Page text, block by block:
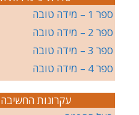
ספר 1 – מידה טובה
ספר 2 – מידה טובה
ספר 3 – מידה טובה
ספר 4 – מידה טובה
עקרונות